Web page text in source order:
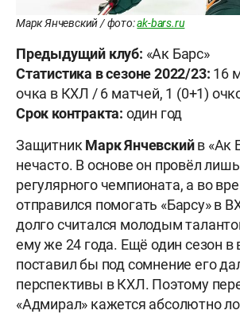
Марк Янчевский / фото:ak-bars.ru
Предыдущий клуб: «Ак Барс»
Статистика в сезоне 2022/23: 16
очка в КХЛ / 6 матчей, 1 (0+1)
Срок контракта: один год
ЗащитникМарк Янчевскийв «Ак
нечасто. В основе он провёл
регулярного чемпионата, а во
отправился помогать «Барсу» в
долго считался молодым
ему же 24 года. Ещё один сезон в
поставил бы под сомнение его
перспективы в КХЛ. Поэтому
«Адмирал» кажется абсолютно